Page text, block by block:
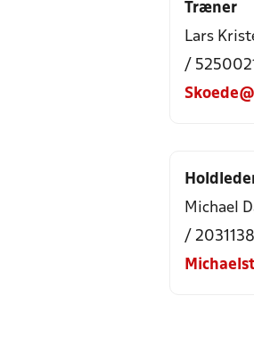
Træner
Lars
/
Michael
/